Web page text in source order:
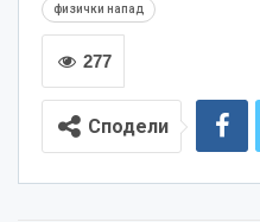
физички напад
277
Сподели